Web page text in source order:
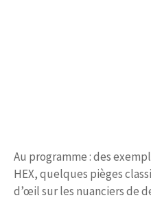
Au programme : des
HEX, quelques pièges
d’œil sur les nuanciers de